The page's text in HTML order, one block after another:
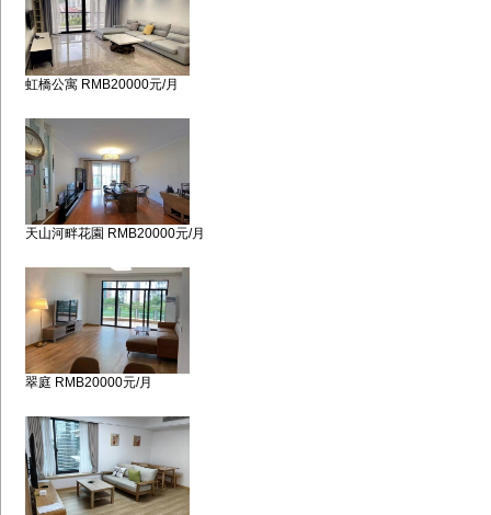
虹橋公寓 RMB20000元/月
天山河畔花園 RMB20000元/月
翠庭 RMB20000元/月